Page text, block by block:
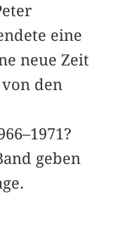
eine
neue Zeit
den
geben